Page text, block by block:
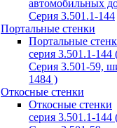
автомобильных
Серия 3.501.1-144
Портальные стенки
Портальные
серия 3.501.1-144
Серия 3.501-59,
1484 )
Откосные стенки
Откосные стенки
серия 3.501.1-144